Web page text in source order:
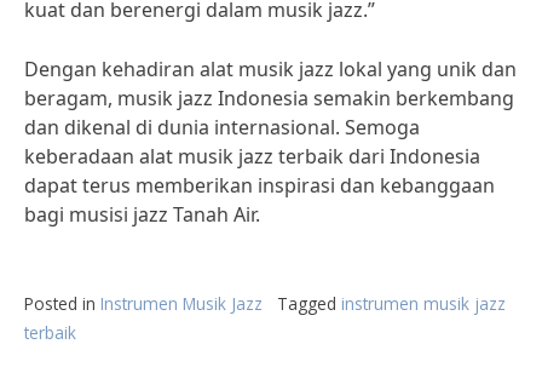
kuat dan berenergi dalam musik jazz.”
Dengan kehadiran alat musik jazz lokal yang unik dan
beragam, musik jazz Indonesia semakin berkembang
dan dikenal di dunia internasional. Semoga
keberadaan alat musik jazz terbaik dari Indonesia
dapat terus memberikan inspirasi dan kebanggaan
bagi musisi jazz Tanah Air.
Posted in Instrumen Musik Jazz Tagged instrumen musik jazz
terbaik